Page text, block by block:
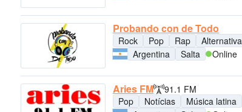
Probando con de Todo
Rock Pop Rap Alternativa
Argentina
Salta Online
Aries FM
91.1 FM
Pop
Notícias
Música latina